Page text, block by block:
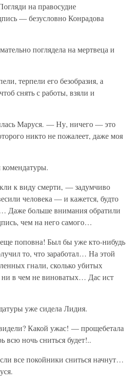
на правосудие
— безусловно Конрадова
поглядела на мертвеца и
терпели его безобразия, а
снять с работы, взяли и
Маруся. — Ну, ничего — это
никто не пожалеет, даже моя
к виду смерти, — задумчиво
человека — и кажется, будто
Даже больше внимания обратили
чем на него самого…
поповна! Был бы уже кто-нибудь
то, что заработал… На этой
гнали, сколько убитых
ни в чем не виноватых… Дас ист
уже сидела Лидия.
Какой ужас! — прощебетала
ночь сниться будет!..
все покойники сниться начнут…